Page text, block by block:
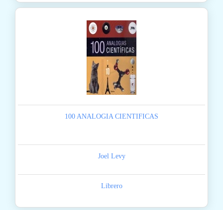
100 ANALOGIA CIENTIFICAS
Joel Levy
Librero